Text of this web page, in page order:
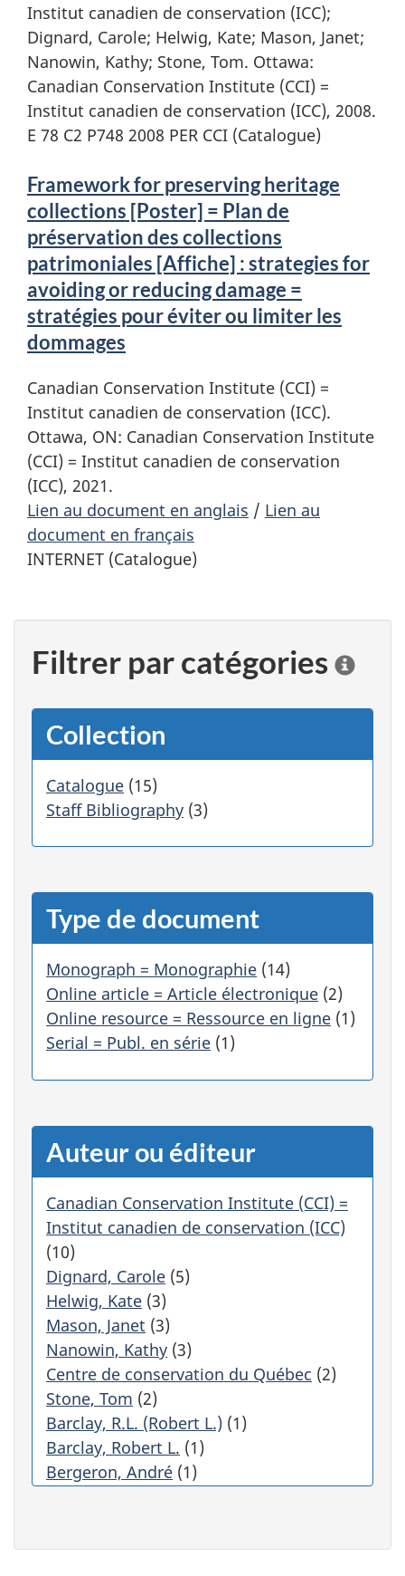
Institut canadien de conservation (ICC);
Dignard, Carole; Helwig, Kate; Mason, Janet;
Nanowin, Kathy; Stone, Tom. Ottawa:
Canadian Conservation Institute (CCI) =
Institut canadien de conservation (ICC), 2008.
E 78 C2 P748 2008 PER CCI (Catalogue)
Framework for preserving heritage
collections [Poster] = Plan de
préservation des collections
patrimoniales [Affiche] : strategies for
avoiding or reducing damage =
stratégies pour éviter ou limiter les
dommages
Canadian Conservation Institute (CCI) =
Institut canadien de conservation (ICC).
Ottawa, ON: Canadian Conservation Institute
(CCI) = Institut canadien de conservation
(ICC), 2021.
Lien au document en anglais / Lien au
document en français
INTERNET (Catalogue)
Filtrer par catégories
i
e
r
a
e
i
r
m
Collection
Catalogue (15)
Staff Bibliography (3)
Type de document
Monograph = Monographie (14)
Online article = Article électronique (2)
Online resource = Ressource en ligne (1)
Serial = Publ. en série (1)
Auteur ou éditeur
Canadian Conservation Institute (CCI) =
Institut canadien de conservation (ICC)
(10)
Dignard, Carole (5)
Helwig, Kate (3)
Mason, Janet (3)
Nanowin, Kathy (3)
Centre de conservation du Québec (2)
Stone, Tom (2)
Barclay, R.L. (Robert L.) (1)
Barclay, Robert L. (1)
Bergeron, André (1)
Canadian Heritage Information Network